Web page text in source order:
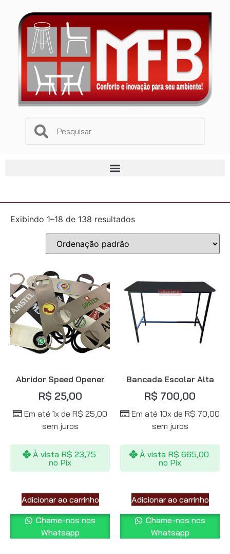
Exibindo 1–18 de 138 resultados
Abridor Speed Opener
R$ 25,00
Em até 1x de R$ 25,00
sem juros
À vista R$ 23,75
no Pix
Adicionar ao carrinho
Chame-nos nos
Whatsapp
Bancada Escolar Alta
R$ 700,00
Em até 10x de R$ 70,00
sem juros
À vista R$ 665,00
no Pix
Adicionar ao carrinho
Chame-nos nos
Whatsapp